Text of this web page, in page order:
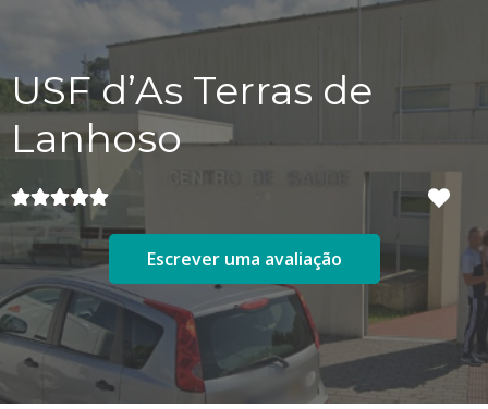
USF d’As Terras de
Lanhoso
Escrever uma avaliação